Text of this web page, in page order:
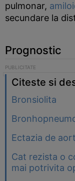
pulmonar,
secundare la
Prognostic
Citeste si
Bronsiolita
Ectazia de
Cat rezista o
mai potrivita